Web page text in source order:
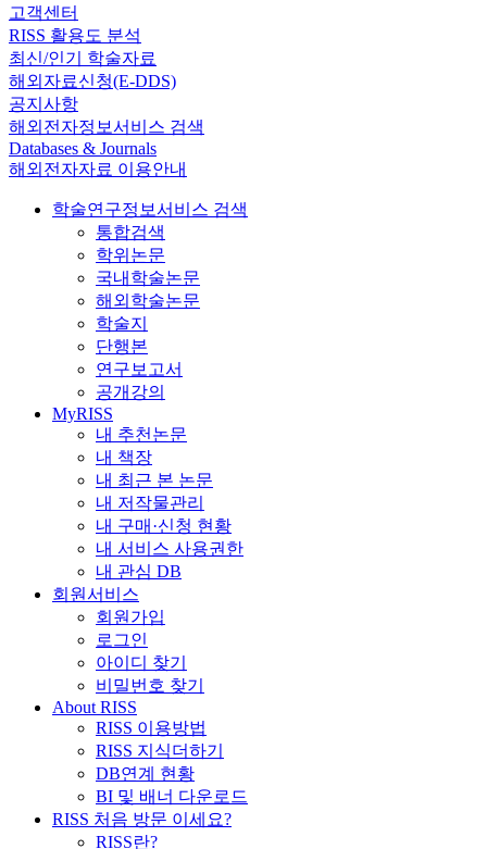
고객센터
RISS 활용도 분석
최신/인기 학술자료
해외자료신청(E-DDS)
공지사항
해외전자정보서비스 검색
Databases & Journals
해외전자자료 이용안내
학술연구정보서비스 검색
통합검색
학위논문
국내학술논문
해외학술논문
학술지
단행본
연구보고서
공개강의
MyRISS
내 추천논문
내 책장
내 최근 본 논문
내 저작물관리
내 구매·신청 현황
내 서비스 사용권한
내 관심 DB
회원서비스
회원가입
로그인
아이디 찾기
비밀번호 찾기
About RISS
RISS 이용방법
RISS 지식더하기
DB연계 현황
BI 및 배너 다운로드
RISS 처음 방문 이세요?
RISS란?